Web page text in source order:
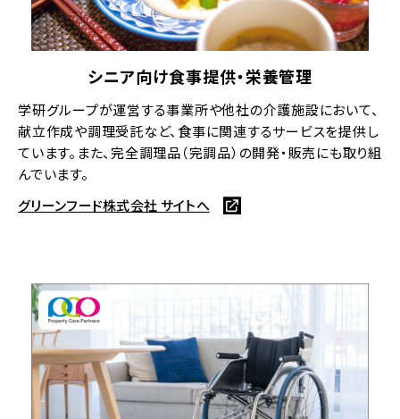
シニア向け食事提供・栄養管理
学研グループが運営する事業所や他社の介護施設において、
献立作成や調理受託など、食事に関連するサービスを提供し
ています。また、完全調理品（完調品）の開発・販売にも取り組
んでいます。
グリーンフード株式会社 サイトへ